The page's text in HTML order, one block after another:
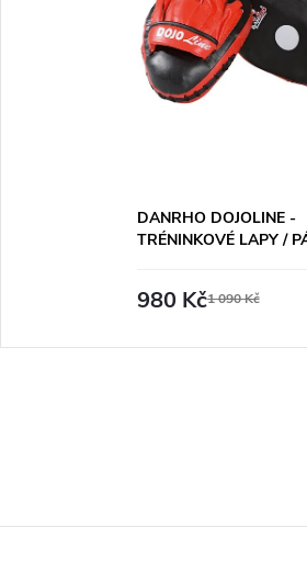
DANRHO DOJOLINE -
TRÉNINKOVÉ LAPY /
980 Kč1 090 Kč